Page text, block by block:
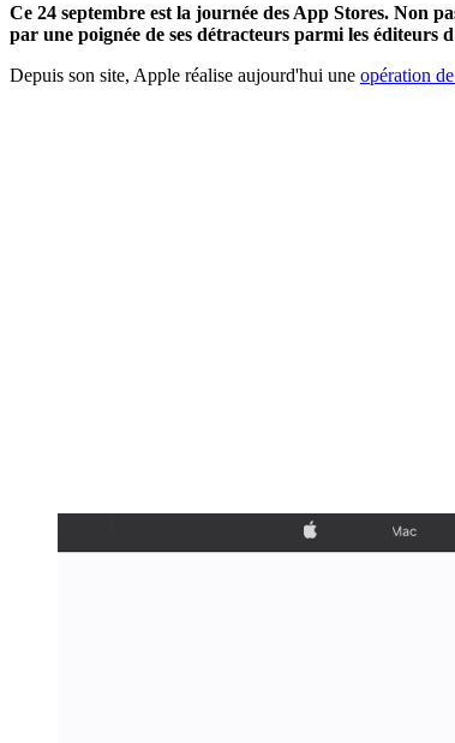
Ce 24 septembre est la journée des App Stores. Non
par une poignée de ses détracteurs parmi les éditeurs
Depuis son site, Apple réalise aujourd'hui une opération